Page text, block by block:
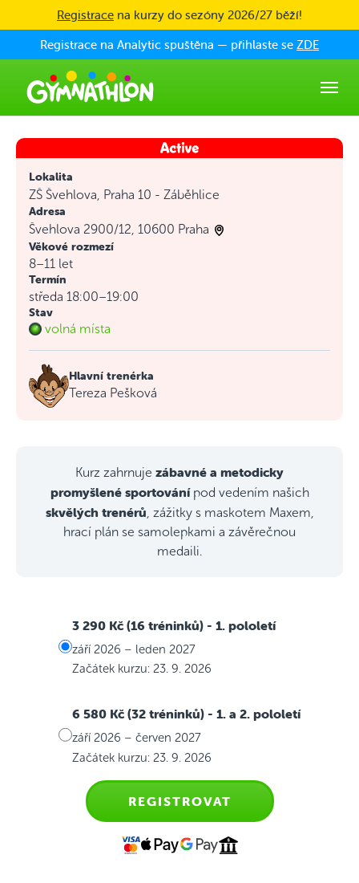
Skip to main content
Registrace na kurzy do sezóny 2026/27 běží!
Registrace na Analytic spuštěna — přihlaste se ZDE
Lokalita
ZŠ Švehlova, Praha 10 - Záběhlice
Adresa
Švehlova 2900/12, 10600 Praha
Věkové rozmezí
8–11 let
Termín
středa 18:00–19:00
Stav
volná místa
Hlavní trenérka
Tereza Pešková
Kurz zahrnuje zábavné a metodicky
promyšlené sportovánípod vedením našich
skvělých trenérů , zážitky s maskotem Maxem,
hrací plán se samolepkami a závěrečnou
medaili.
3 290 Kč (16 tréninků) - 1. pololetí
září 2026 – leden 2027
Začátek kurzu: 23. 9. 2026
6 580 Kč (32 tréninků) - 1. a 2. pololetí
září 2026 – červen 2027
Začátek kurzu: 23. 9. 2026
REGISTROVAT